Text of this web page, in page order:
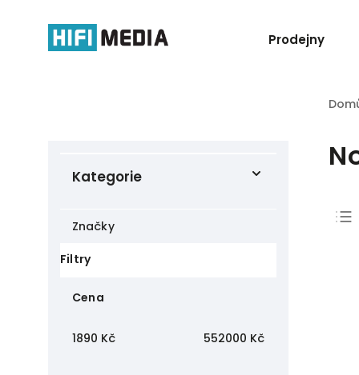
Prodejny
Kategorie
Filtry
Cena
1890 Kč 552000 Kč
Značky